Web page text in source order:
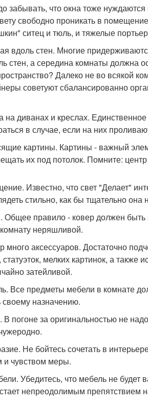
забывать, что окна тоже
свободно проникать в
ситец и тюль, и тяжелые
вдоль стен. Многие
стен, а середина комнаты должна
Далеко не во всякой
советуют сбалансированно
на диванах и креслах.
в случае, если на них
картины. Картины - важный
их под потолок. Помните:
Известно, что свет "Делает"
стильно, как бы тщательно она
правило - ковер должен
неряшливой.
много аксессуаров. Достаточно
мелких картинок, а
затейливой.
Все предметы мебели в комнате
своему назначению.
погоне за оригинальностью не
Не бойтесь сочетать в
и чувством меры.
Убедитесь, что мебель не
непреодолимым